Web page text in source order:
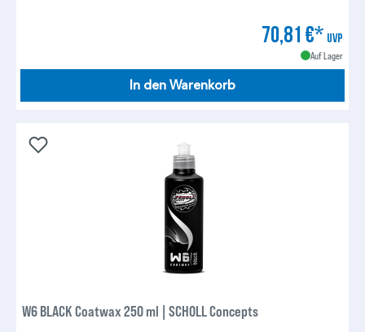
70,81 €* UVP
Auf Lager
In den Warenkorb
W6 BLACK Coatwax 250 ml | SCHOLL Concepts